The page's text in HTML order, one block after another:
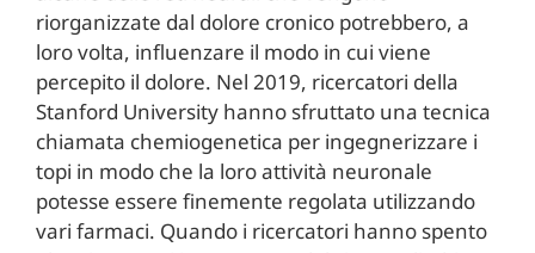
riorganizzate dal dolore cronico potrebbero, a
loro volta, influenzare il modo in cui viene
percepito il dolore. Nel 2019, ricercatori della
Stanford University hanno sfruttato una tecnica
chiamata chemiogenetica per ingegnerizzare i
topi in modo che la loro attività neuronale
potesse essere finemente regolata utilizzando
vari farmaci. Quando i ricercatori hanno spento